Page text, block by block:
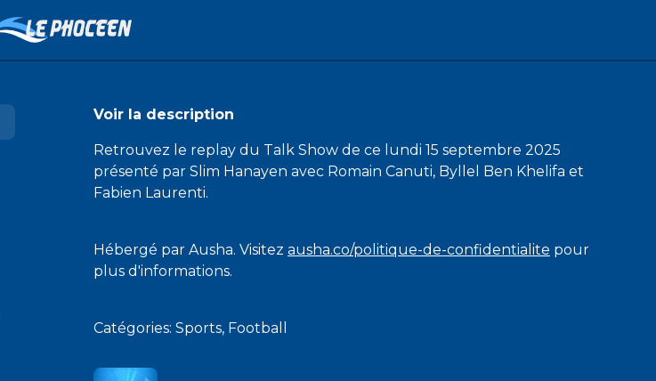
Voir la description
Retrouvez le replay du Talk Show de ce lundi 15 septembre 2025
présenté par Slim Hanayen avec Romain Canuti, Byllel Ben Khelifa et
Fabien Laurenti.
Hébergé par Ausha. Visitez ausha.co/politique-de-confidentialite pour
plus d'informations.
Catégories: Sports, Football